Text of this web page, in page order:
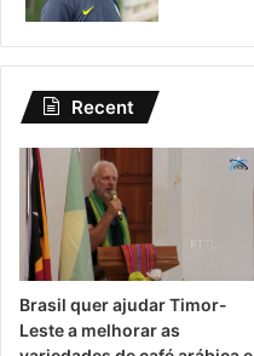
Recent
Brasil quer ajudar Timor-
Leste a melhorar as